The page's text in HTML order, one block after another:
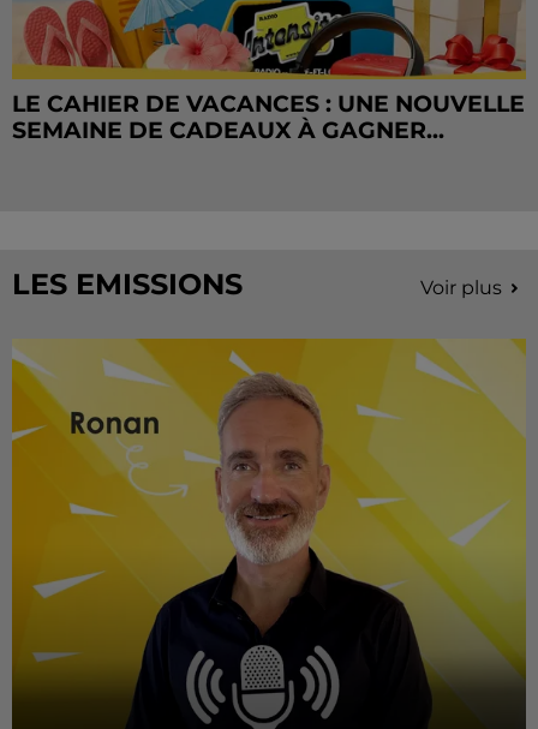
LE CAHIER DE VACANCES : UNE NOUVELLE
SEMAINE DE CADEAUX À GAGNER...
LES EMISSIONS Voir plus